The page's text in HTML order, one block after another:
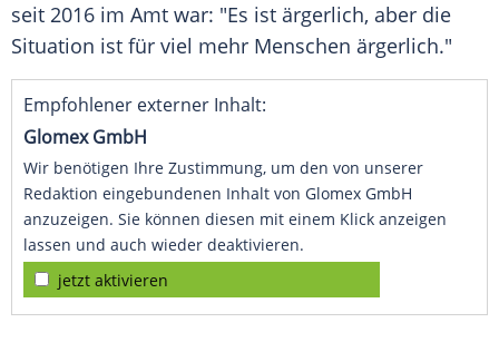
seit 2016 im Amt war: "Es ist ärgerlich, aber die
Situation ist für viel mehr Menschen ärgerlich."
Empfohlener externer Inhalt:
Glomex GmbH
Wir benötigen Ihre Zustimmung, um den von unserer
Redaktion eingebundenen Inhalt von Glomex GmbH
anzuzeigen. Sie können diesen mit einem Klick anzeigen
lassen und auch wieder deaktivieren.
jetzt aktivieren